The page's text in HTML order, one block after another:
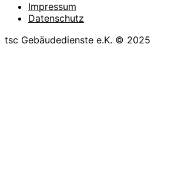
Impressum
Datenschutz
tsc Gebäudedienste e.K. © 2025